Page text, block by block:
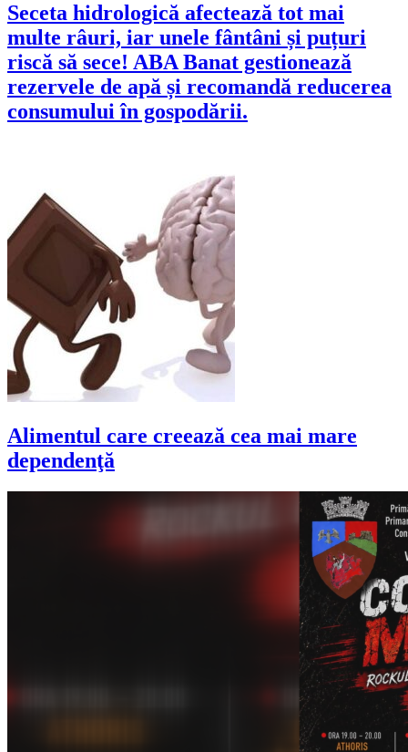
Seceta hidrologică afectează tot mai
multe râuri, iar unele fântâni și puțuri
riscă să sece! ABA Banat gestionează
rezervele de apă și recomandă reducerea
consumului în gospodării.
Alimentul care creează cea mai mare
dependenţă